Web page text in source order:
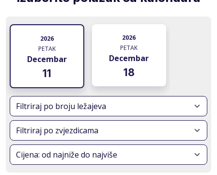
2026
PETAK
Decembar
11
2026
PETAK
Decembar
18